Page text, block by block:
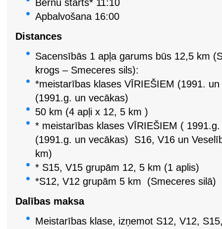
Bērnu starts* 11:10
Apbalvošana 16:00
Distances
Sacensībās 1 apļa garums būs 12,5 km
krogs – Smeceres sils):
*meistarības klases VĪRIEŠIEM (1991.
(1991.g. un vecākas)
50 km (4 apļi x 12, 5 km )
* meistarības klases VĪRIEŠIEM (
(1991.g. un vecākas) S16, V16 un
km)
* S15, V15 grupām 12, 5 km (1 aplis)
*S12, V12 grupām 5 km (Smeceres silā)
Dalības maksa
Meistarības klase, izņemot S12, V12,